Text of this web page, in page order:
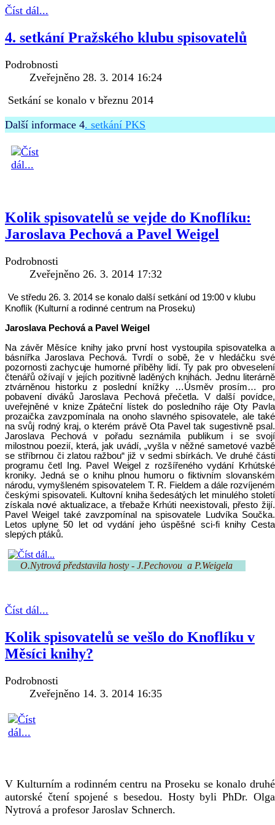
Číst dál...
4. setkání Pražského klubu spisovatelů
Podrobnosti
Zveřejněno 28. 3. 2014 16:24
Setkání se konalo v březnu 2014
Další informace 4. setkání PKS
Kolik spisovatelů se vejde do Knoflíku:
Jaroslava Pechová a Pavel Weigel
Podrobnosti
Zveřejněno 26. 3. 2014 17:32
Ve středu 26. 3. 2014 se konalo další setkání od 19:00 v klubu
Knoflík (Kulturní a rodinné centrum na Proseku)
Jaroslava Pechová a Pavel Weigel
Na závěr Měsíce knihy jako první host vystoupila spisovatelka a
básnířka Jaroslava Pechová. Tvrdí o sobě, že v hledáčku své
pozornosti zachycuje humorné příběhy lidí. Ty pak pro obveselení
čtenářů ožívají v jejích pozitivně laděných knihách. Jednu literárně
ztvárněnou historku z poslední knížky …Úsměv prosím… pro
pobavení diváků Jaroslava Pechová přečetla. V další povídce,
uveřejněné v knize Zpáteční lístek do posledního ráje Oty Pavla
prozaička zavzpomínala na onoho slavného spisovatele, ale také
na svůj rodný kraj, o kterém právě Ota Pavel tak sugestivně psal.
Jaroslava Pechová v pořadu seznámila publikum i se svojí
milostnou poezií, která, jak uvádí, „vyšla v něžné sametové vazbě
se stříbrnou či zlatou ražbou“ již v sedmi sbírkách. Ve druhé části
programu četl Ing. Pavel Weigel z rozšířeného vydání Krhútské
kroniky. Jedná se o knihu plnou humoru o fiktivním slovanském
národu, vymyšleném spisovatelem T. R. Fieldem a dále rozvíjeném
českými spisovateli. Kultovní kniha šedesátých let minulého století
získala nové aktualizace, a třebaže Krhúti neexistovali, přesto žijí.
Pavel Weigel také zavzpomínal na spisovatele Ludvíka Součka.
Letos uplyne 50 let od vydání jeho úspěšné sci-fi knihy Cesta
slepých ptáků.
O.Nytrová představila hosty - J.Pechovou  a P.Weigela
Číst dál...
Kolik spisovatelů se vešlo do Knoflíku v
Měsíci knihy?
Podrobnosti
Zveřejněno 14. 3. 2014 16:35
V Kulturním a rodinném centru na Proseku se konalo druhé
autorské čtení spojené s besedou. Hosty byli PhDr. Olga
Nytrová a profesor Jaroslav Schnerch.